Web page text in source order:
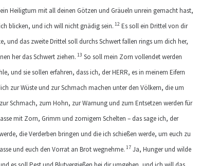
Heiligtum mit all deinen Götzen und Gräueln unrein gemacht hast,
blicken, und ich will nicht gnädig sein. 12 Es soll ein Drittel von dir
und das zweite Drittel soll durchs Schwert fallen rings um dich her,
her das Schwert ziehen. 13 So soll mein Zorn vollendet werden
und sie sollen erfahren, dass ich, der HERR, es in meinem Eifern
zur Wüste und zur Schmach machen unter den Völkern, die um
Schmach, zum Hohn, zur Warnung und zum Entsetzen werden für
mit Zorn, Grimm und zornigem Schelten – das sage ich, der
die Verderben bringen und die ich schießen werde, um euch zu
und euch den Vorrat an Brot wegnehme. 17 Ja, Hunger und wilde